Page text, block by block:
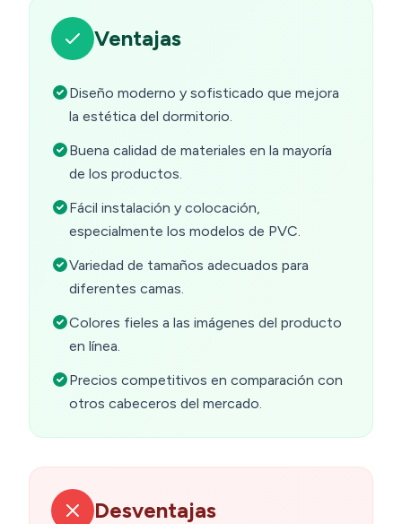
Ventajas
Diseño moderno y sofisticado que mejora
la estética del dormitorio.
Buena calidad de materiales en la mayoría
de los productos.
Fácil instalación y colocación,
especialmente los modelos de PVC.
Variedad de tamaños adecuados para
diferentes camas.
Colores fieles a las imágenes del producto
en línea.
Precios competitivos en comparación con
otros cabeceros del mercado.
Desventajas